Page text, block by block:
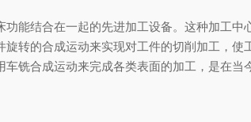
功能结合在一起的先进加工设备。这种加工
转的合成运动来实现对工件的切削加工，
铣合成运动来完成各类表面的加工，是在